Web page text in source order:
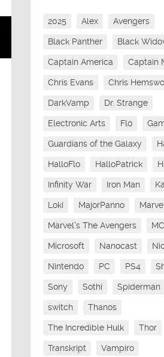
2025 Alex Avengers
Black Panther Black
Captain America Captain
Chris Evans Chris
DarkVamp Dr. Strange
Electronic Arts Flo
Guardians of the Galaxy
HalloFlo HalloPatrick
Infinity War Iron Man
Loki MajorPanno
Marvel's The Avengers
Microsoft Nanocast
Nintendo PC PS4
Sony Sothi Spiderman
switch Thanos
The Incredible Hulk Thor
Transkript Vampiro